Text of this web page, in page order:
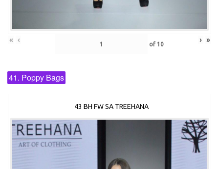
« ‹ of 10 › »
41. Poppy Bags
43 BH FW SA TREEHANA